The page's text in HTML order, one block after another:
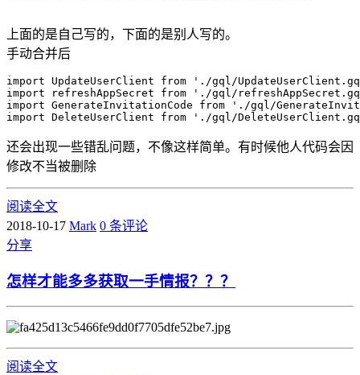
上面的是自己写的，下面的是别人写的。
手动合并后
import UpdateUserClient from './gql/
import refreshAppSecret from './gql/
import GenerateInvitationCode from './gql/
还会出现一些错乱问题，不像这样简单。有时候他人代码会因
修改不当被删除
阅读全文
2018-10-17 Mark 0 条评论
分享
怎样才能多多获取一手情报？？？
阅读全文